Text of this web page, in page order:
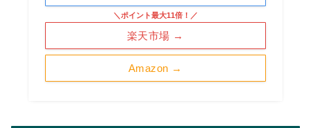
Amazon →
＼ポイント最大11倍！／
楽天市場 →